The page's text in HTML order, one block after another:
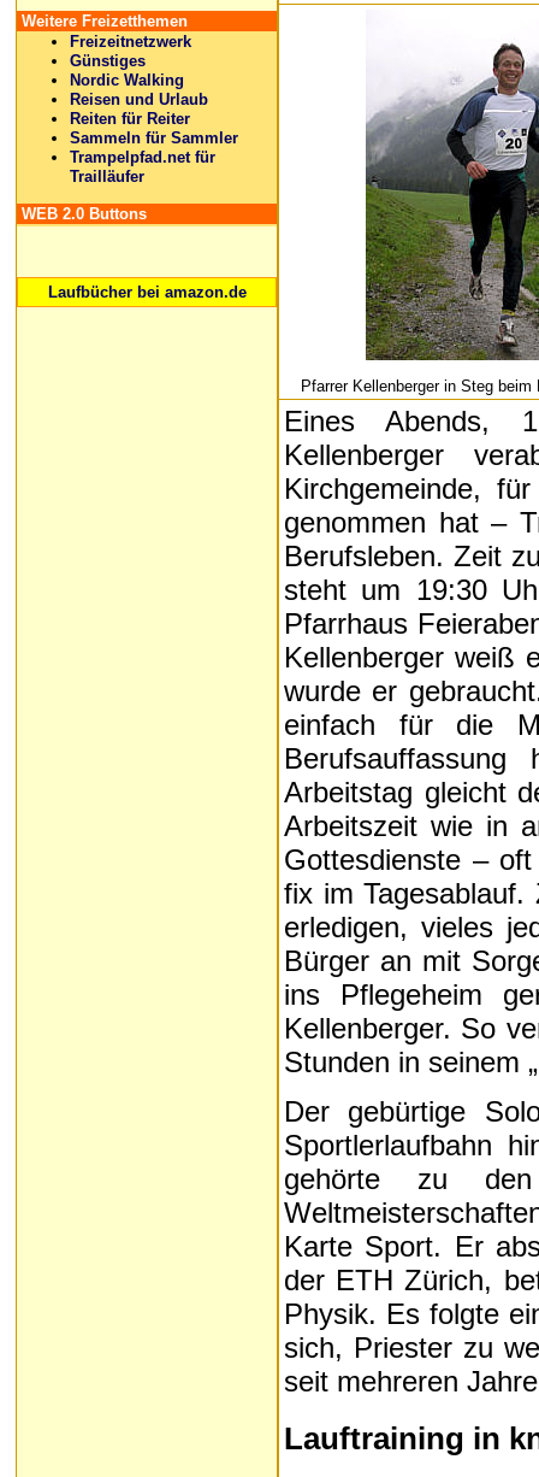
Weitere Freizetthemen
Freizeitnetzwerk
Günstiges
Nordic Walking
Reisen und Urlaub
Reiten für Reiter
Sammeln für Sammler
Trampelpfad.net für
Trailläufer
WEB 2.0 Buttons
Laufbücher bei amazon.de
Pfarrer Kellenberger in Steg
Eines Abends,
Kellenberger
Kirchgemeinde,
genommen hat –
Berufsleben. Zeit
steht um 19:30
Pfarrhaus
Kellenberger weiß
wurde er
einfach für die
Arbeitstag gleicht
Arbeitszeit wie in
Gottesdienste –
fix im Tagesablauf.
erledigen, vieles
Bürger an mit
ins Pflegeheim
Kellenberger. So
Stunden in seinem
Der gebürtige
Sportlerlaufbahn
gehörte zu
Karte Sport. Er
der ETH Zürich,
Physik. Es folgte
sich, Priester zu
seit mehreren
Lauftraining in